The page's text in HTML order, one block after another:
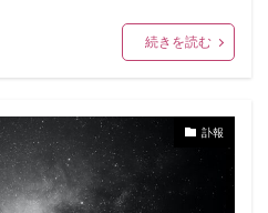
続きを読む
訃報